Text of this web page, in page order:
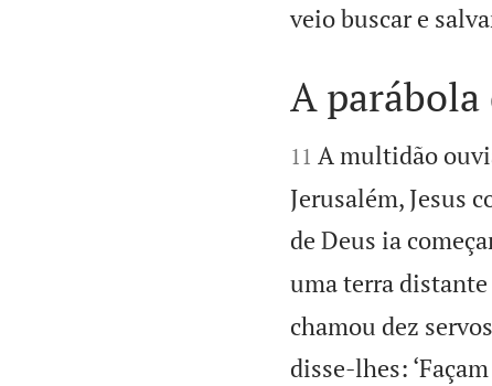
veio buscar e

A parábola

11 A multidão
Jerusalém, Jesus
de Deus ia
uma terra distante
chamou dez
disse-lhes: